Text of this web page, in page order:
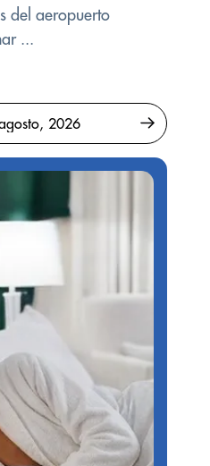
del aeropuerto
...